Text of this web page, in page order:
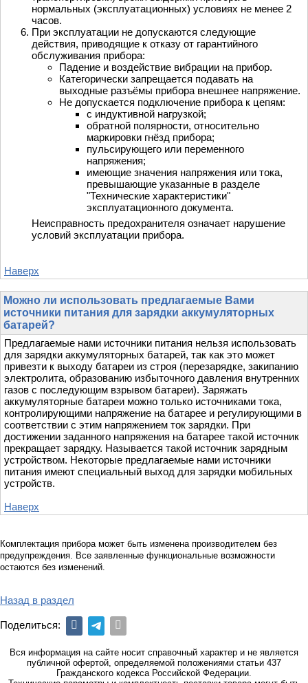
нормальных (эксплуатационных) условиях не менее 2
часов.
При эксплуатации не допускаются следующие
действия, приводящие к отказу от гарантийного
обслуживания прибора:
Падение и воздействие вибрации на прибор.
Категорически запрещается подавать на
выходные разъёмы прибора внешнее напряжение.
Не допускается подключение прибора к цепям:
с индуктивной нагрузкой;
обратной полярности, относительно
маркировки гнёзд прибора;
пульсирующего или переменного
напряжения;
имеющие значения напряжения или тока,
превышающие указанные в разделе
"Технические характеристики"
эксплуатационного документа.
Неисправность предохранителя означает нарушение
условий эксплуатации прибора.
Наверх
Можно ли использовать предлагаемые Вами
источники питания для зарядки аккумуляторных
батарей?
Предлагаемые нами источники питания нельзя использовать
для зарядки аккумуляторных батарей, так как это может
привезти к выходу батареи из строя (перезарядке, закипанию
электролита, образованию избыточного давления внутренних
газов с последующим взрывом батареи). Заряжать
аккумуляторные батареи можно только источниками тока,
контролирующими напряжение на батарее и регулирующими в
соответствии с этим напряжением ток зарядки. При
достижении заданного напряжения на батарее такой источник
прекращает зарядку. Называется такой источник зарядным
устройством. Некоторые предлагаемые нами источники
питания имеют специальный выход для зарядки мобильных
устройств.
Наверх
Комплектация прибора может быть изменена производителем без
предупреждения. Все заявленные функциональные возможности
остаются без изменений.
Назад в раздел
Поделиться:
Вся информация на сайте носит справочный характер и не является
публичной офертой, определяемой положениями статьи 437
Гражданского кодекса Российской Федерации.